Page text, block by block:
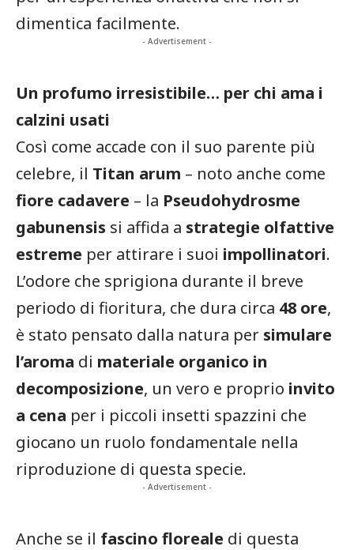
dimentica facilmente.
- Advertisement -
Un profumo irresistibile… per chi ama i
calzini usati
Così come accade con il suo parente più
celebre, il Titan arum – noto anche come
fiore cadavere – la Pseudohydrosme
gabunensis si affida a strategie olfattive
estreme per attirare i suoi impollinatori.
L’odore che sprigiona durante il breve
periodo di fioritura, che dura circa 48 ore,
è stato pensato dalla natura per simulare
l’aroma di materiale organico in
decomposizione, un vero e proprio invito
a cena per i piccoli insetti spazzini che
giocano un ruolo fondamentale nella
riproduzione di questa specie.
- Advertisement -
Anche se il fascino floreale di questa